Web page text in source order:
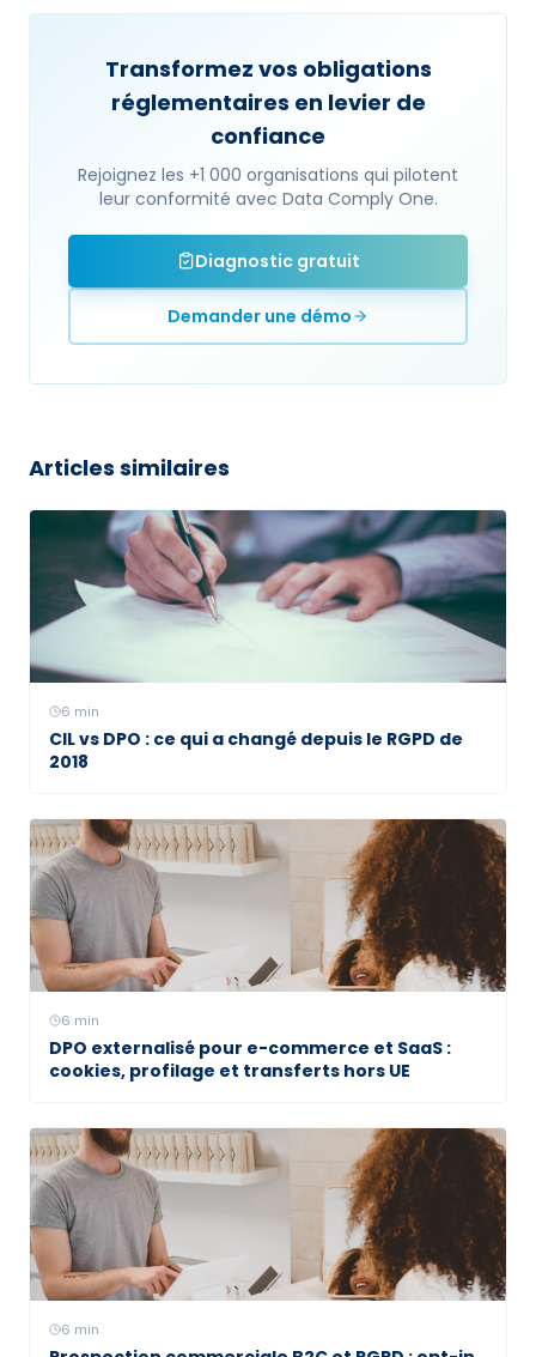
Transformez vos obligations
réglementaires en levier de
confiance
Rejoignez les +1 000 organisations qui pilotent
leur conformité avec Data Comply One.
Diagnostic gratuit
Demander une démo
Articles similaires
6 min
CIL vs DPO : ce qui a changé depuis le RGPD de
2018
6 min
DPO externalisé pour e-commerce et SaaS :
cookies, profilage et transferts hors UE
6 min